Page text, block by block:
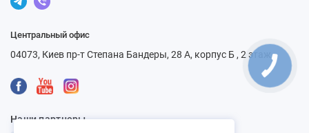
Центральный офис
04073, Киев пр-т Степана Бандеры, 28 А, корпус Б , 2 этаж
Наши партнеры